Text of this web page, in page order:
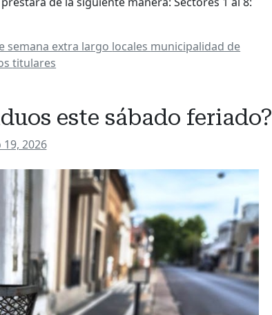
semana extra largo locales municipalidad de
titulares
este sábado feriado?
2026